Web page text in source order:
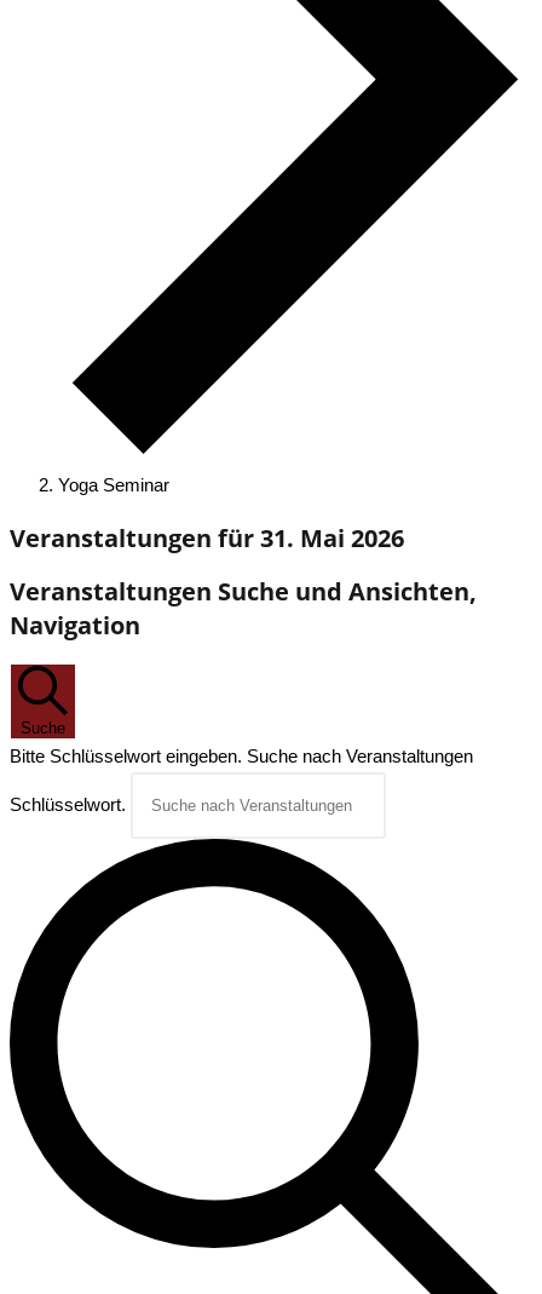
Yoga Seminar
Veranstaltungen für 31. Mai 2026
Veranstaltungen Suche und Ansichten,
Navigation
Suche
Bitte Schlüsselwort eingeben. Suche nach Veranstaltungen
Schlüsselwort.